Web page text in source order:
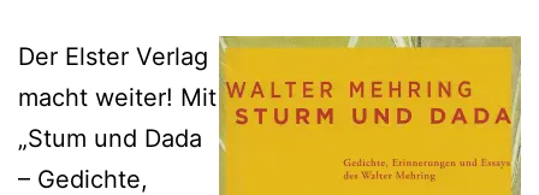
Der Elster Verlag
macht weiter! Mit
„Stum und Dada
– Gedichte,